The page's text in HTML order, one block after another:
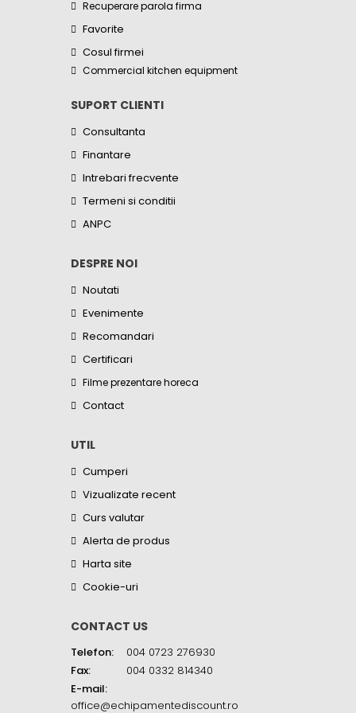
Recuperare parola firma
Favorite
Cosul firmei
Commercial kitchen equipment
SUPORT CLIENTI
Consultanta
Finantare
Intrebari frecvente
Termeni si conditii
ANPC
DESPRE NOI
Noutati
Evenimente
Recomandari
Certificari
Filme prezentare horeca
Contact
UTIL
Cumperi
Vizualizate recent
Curs valutar
Alerta de produs
Harta site
Cookie-uri
CONTACT US
Telefon:
004 0723 276930
Fax:
004 0332 814340
E-mail:
office@echipamentediscount.ro